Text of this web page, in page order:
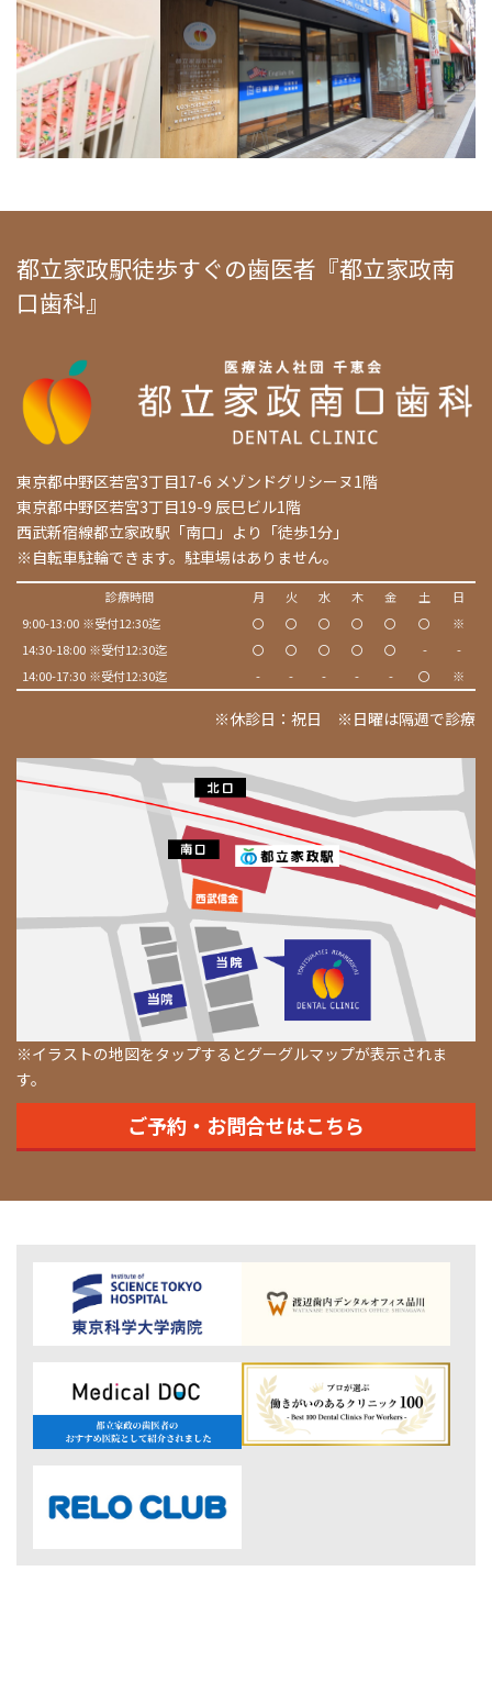
都立家政駅徒歩すぐの歯医者『都立家政南
口歯科』
東京都中野区若宮3丁目17-6 メゾンドグリシーヌ1階
東京都中野区若宮3丁目19-9 辰巳ビル1階
西武新宿線都立家政駅「南口」より「徒歩1分」
※自転車駐輪できます。駐車場はありません。
診療時間 月 火 水 木 金 土
日
9:00-13:00 ※受付12:30迄
〇 〇 〇 〇 〇 〇
※
14:30-18:00 ※受付12:30迄
〇 〇 〇 〇 〇 -
-
14:00-17:30 ※受付12:30迄
- - - - - 〇 ※
※休診日：祝日 ※日曜は隔週で診療
※イラストの地図をタップするとグーグルマップが表示されま
す。
ご予約・お問合せはこちら